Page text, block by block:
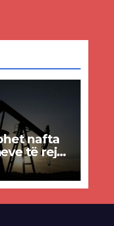
nafta
të reja